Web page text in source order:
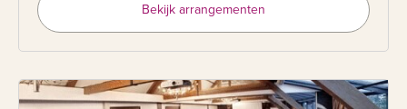
Bekijk arrangementen